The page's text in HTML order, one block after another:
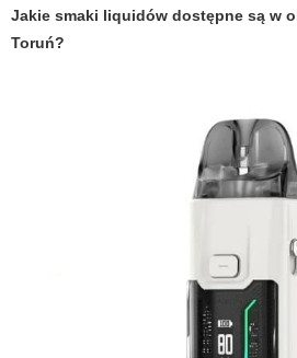
Jakie smaki liquidów dostępne są w
Toruń?